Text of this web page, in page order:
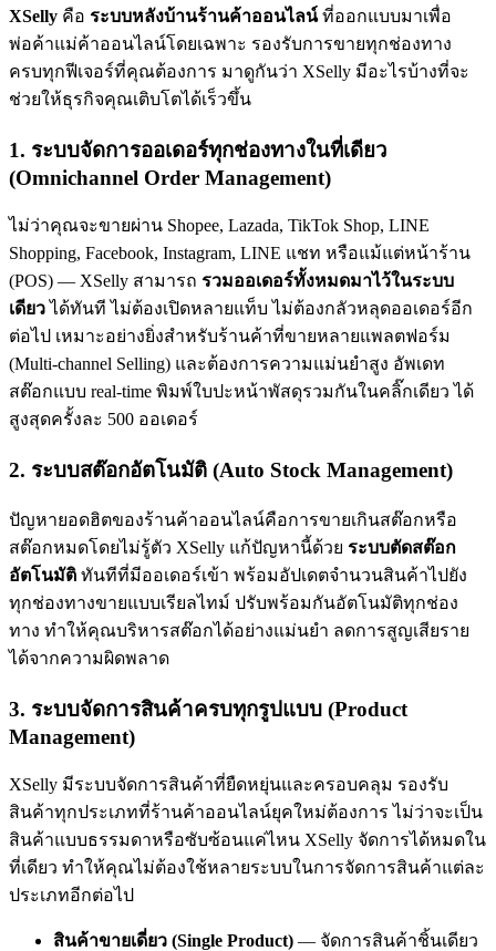
XSelly คือ ระบบหลังบ้านร้านค้าออนไลน์ที่ออกแบบมาเพื่อ
พ่อค้าแม่ค้าออนไลน์โดยเฉพาะ รองรับการขายทุกช่องทาง
ครบทุกฟีเจอร์ที่คุณต้องการ มาดูกันว่า XSelly มีอะไรบ้างที่จะ
ช่วยให้ธุรกิจคุณเติบโตได้เร็วขึ้น
1. ระบบจัดการออเดอร์ทุกช่องทางในที่เดียว
(Omnichannel Order Management)
ไม่ว่าคุณจะขายผ่าน Shopee, Lazada, TikTok Shop, LINE
Shopping, Facebook, Instagram, LINE แชท หรือแม้แต่หน้าร้าน
(POS) — XSelly สามารถ รวมออเดอร์ทั้งหมดมาไว้ในระบบ
เดียวได้ทันที ไม่ต้องเปิดหลายแท็บ ไม่ต้องกลัวหลุดออเดอร์อีก
ต่อไป เหมาะอย่างยิ่งสำหรับร้านค้าที่ขายหลายแพลตฟอร์ม
(Multi-channel Selling) และต้องการความแม่นยำสูง อัพเดท
สต๊อกแบบ real-time พิมพ์ใบปะหน้าพัสดุรวมกันในคลิ๊กเดียว ได้
สูงสุดครั้งละ 500 ออเดอร์
2. ระบบสต๊อกอัตโนมัติ (Auto Stock Management)
ปัญหายอดฮิตของร้านค้าออนไลน์คือการขายเกินสต๊อกหรือ
สต๊อกหมดโดยไม่รู้ตัว XSelly แก้ปัญหานี้ด้วย ระบบตัดสต๊อก
อัตโนมัติ ทันทีที่มีออเดอร์เข้า พร้อมอัปเดตจำนวนสินค้าไปยัง
ทุกช่องทางขายแบบเรียลไทม์ ปรับพร้อมกันอัตโนมัติทุกช่อง
ทาง ทำให้คุณบริหารสต๊อกได้อย่างแม่นยำ ลดการสูญเสียราย
ได้จากความผิดพลาด
3. ระบบจัดการสินค้าครบทุกรูปแบบ (Product
Management)
XSelly มีระบบจัดการสินค้าที่ยืดหยุ่นและครอบคลุม รองรับ
สินค้าทุกประเภทที่ร้านค้าออนไลน์ยุคใหม่ต้องการ ไม่ว่าจะเป็น
สินค้าแบบธรรมดาหรือซับซ้อนแค่ไหน XSelly จัดการได้หมดใน
ที่เดียว ทำให้คุณไม่ต้องใช้หลายระบบในการจัดการสินค้าแต่ละ
ประเภทอีกต่อไป
สินค้าขายเดี่ยว (Single Product) — จัดการสินค้าชิ้นเดียว